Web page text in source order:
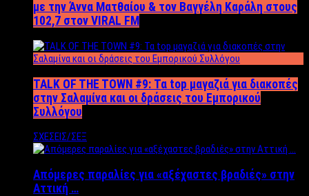
με την Άννα Ματθαίου & τον Βαγγέλη Καράλη στους
102,7 στον VIRAL FM
TALK OF THE TOWN #9: Τα top μαγαζιά για διακοπές
στην Σαλαμίνα και οι δράσεις του Εμπορικού
Συλλόγου
ΣΧΕΣΕΙΣ/ΣΕΞ
Απόμερες παραλίες για «αξέχαστες βραδιές» στην
Αττική …